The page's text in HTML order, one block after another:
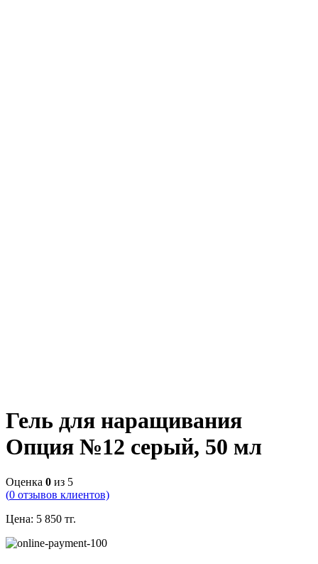
Гель для наращивания
Опция №12 серый, 50 мл
Оценка 0 из 5
(0 отзывов клиентов)
Цена: 5 850 тг.